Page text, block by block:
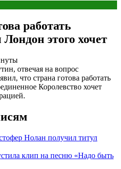
работать
этого хочет
отвечая на вопрос
что страна готова работать
Королевство хочет
Нолан получил титул
клип на песню «Надо быть